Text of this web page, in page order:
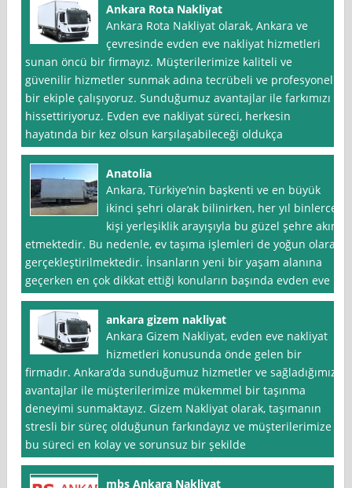
Ankara Rota Nakliyat
Ankara Rota Nakliyat olarak, Ankara ve
çevresinde evden eve nakliyat hizmetleri
sunan öncü bir firmayız. Müşterilerimize kaliteli ve
güvenilir hizmetler sunmak adına tecrübeli ve profesyonel
bir ekiple çalışıyoruz. Sunduğumuz avantajlar ile farkımızı
hissettiriyoruz. Evden eve nakliyat süreci, herkesin
hayatında bir kez olsun karşılaşabileceği oldukça
Anatolia
Ankara, Türkiye’nin başkenti ve en büyük
ikinci şehri olarak bilinirken, her yıl binlerce
kişi yerleşiklik arayışıyla bu güzel şehre akın
etmektedir. Bu nedenle, ev taşıma işlemleri de yoğun olarak
gerçekleştirilmektedir. İnsanların yeni bir yaşam alanına
geçerken en çok dikkat ettiği konuların başında evden eve
ankara gizem nakliyat
Ankara Gizem Nakliyat, evden eve nakliyat
hizmetleri konusunda önde gelen bir
firmadır. Ankara’da sunduğumuz hizmetler ve sağladığımız
avantajlar ile müşterilerimize mükemmel bir taşınma
deneyimi sunmaktayız. Gizem Nakliyat olarak, taşımanın
stresli bir süreç olduğunun farkındayız ve müşterilerimize
bu süreci en kolay ve sorunsuz bir şekilde
mbs Ankara Nakliyat